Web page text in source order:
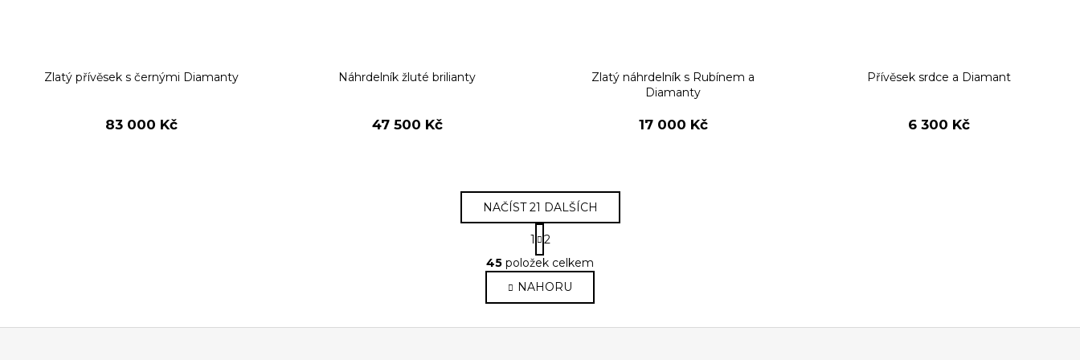
Zlatý přívěsek s černými Diamanty
83 000 Kč
Náhrdelník žluté brilianty
47 500 Kč
Zlatý náhrdelník s Rubínem a
Diamanty
17 000 Kč
Přívěsek srdce a Diamant
6 300 Kč
O
v
l
á
d
NAČÍST 21 DALŠÍCH
S
t
r
á
n
k
1
2
45 položek celkem
NAHORU